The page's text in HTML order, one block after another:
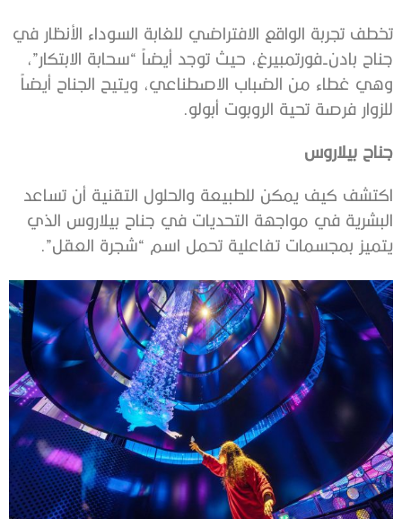
تخطف تجربة الواقع الافتراضي للغابة السوداء الأنظار في
جناح بادن-فورتمبيرغ، حيث توجد أيضاً “سحابة الابتكار”،
وهي غطاء من الضباب الاصطناعي، ويتيح الجناح أيضاً
للزوار فرصة تحية الروبوت أبولو.
جناح بيلاروس
اكتشف كيف يمكن للطبيعة والحلول التقنية أن تساعد
البشرية في مواجهة التحديات في جناح بيلاروس الذي
يتميز بمجسمات تفاعلية تحمل اسم “شجرة العقل”.